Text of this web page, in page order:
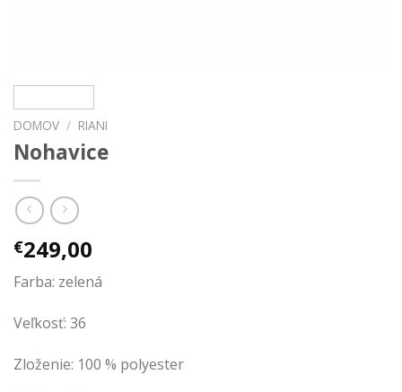
DOMOV / RIANI
Nohavice
€249,00
Farba: zelená
Veľkosť: 36
Zloženie: 100 % polyester